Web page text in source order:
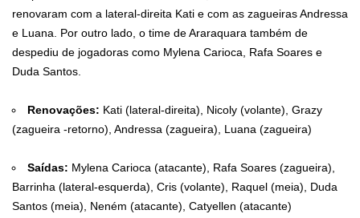
renovaram com a lateral-direita Kati e com as zagueiras Andressa
e Luana. Por outro lado, o time de Araraquara também de
despediu de jogadoras como Mylena Carioca, Rafa Soares e
Duda Santos.
Renovações: Kati (lateral-direita), Nicoly (volante), Grazy
(zagueira -retorno), Andressa (zagueira), Luana (zagueira)
Saídas: Mylena Carioca (atacante), Rafa Soares (zagueira),
Barrinha (lateral-esquerda), Cris (volante), Raquel (meia), Duda
Santos (meia), Neném (atacante), Catyellen (atacante)